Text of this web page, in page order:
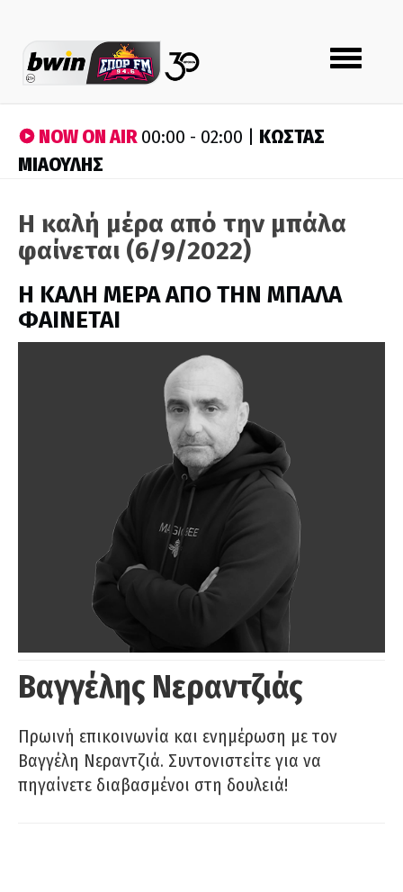
Toggle
navigation
NOW ON AIR00:00 - 02:00 | ΚΩΣΤΑΣ
ΜΙΑΟΥΛΗΣ
Η καλή μέρα από την μπάλα
φαίνεται (6/9/2022)
H ΚΑΛΗ ΜΕΡΑ ΑΠΟ ΤΗΝ ΜΠΑΛΑ
ΦΑΙΝΕΤΑΙ
Βαγγέλης Νεραντζιάς
Πρωινή επικοινωνία και ενημέρωση με τον
Βαγγέλη Νεραντζιά. Συντονιστείτε για να
πηγαίνετε διαβασμένοι στη δουλειά!